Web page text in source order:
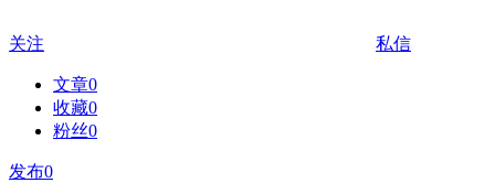
关注 私信
文章0
收藏0
粉丝0
发布0